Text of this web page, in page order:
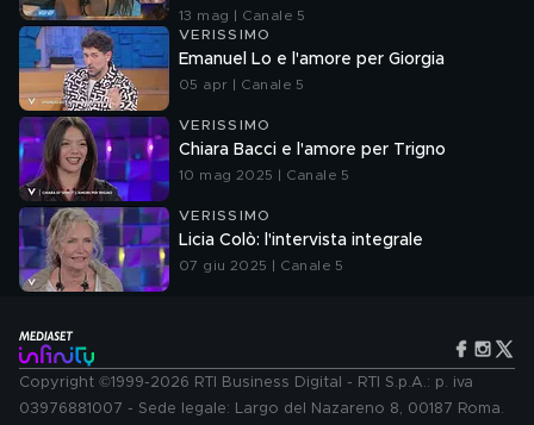
13 mag | Canale 5
VERISSIMO
Emanuel Lo e l'amore per Giorgia
05 apr | Canale 5
VERISSIMO
Chiara Bacci e l'amore per Trigno
10 mag 2025 | Canale 5
VERISSIMO
Licia Colò: l'intervista integrale
07 giu 2025 | Canale 5
Copyright ©1999-2026 RTI Business Digital - RTI S.p.A.: p. iva
03976881007 - Sede legale: Largo del Nazareno 8, 00187 Roma.